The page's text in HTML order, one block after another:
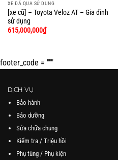
XE ĐÃ QUA SỬ DỤNG
[xe cũ] – Toyota Veloz AT – Gia đình
sử dụng
615,000,000₫
footer_code = """
DỊCH VỤ
Bảo hành
Bảo dưỡng
Sửa chữa chung
Kiểm tra / Triệu hồi
Phụ tùng / Phụ kiện